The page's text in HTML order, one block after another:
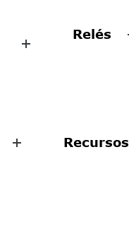
Relés
Recursos